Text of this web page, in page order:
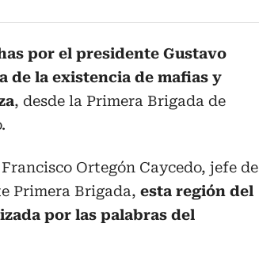
por el presidente Gustavo
de la existencia de mafias y
, desde la Primera Brigada de
Ortegón Caycedo, jefe de
Primera Brigada, esta región del
por las palabras del